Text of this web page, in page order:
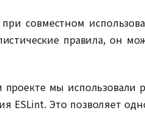
совместном
правила, он
мы использовали
ESLint. Это позволяет